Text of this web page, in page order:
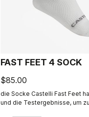
FAST FEET 4 SOCK
$85.00
die Socke Castelli Fast Feet
und die Testergebnisse, um